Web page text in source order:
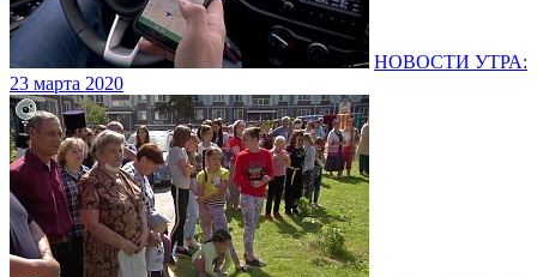
НОВОСТИ УТРА:
23 марта 2020